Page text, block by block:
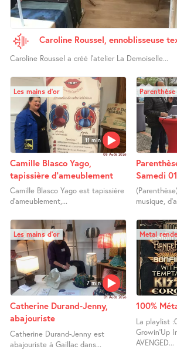
Caroline Roussel, ennoblisseuse
Caroline Roussel a créé l’atelier La Demoiselle...
11 min
Les mains d’or
08 Août 2026
Camille Blasco Yago,
tapissière d’ameublement
Camille Blasco Yago est tapissière
d’ameublement,...
Parenthèse
Samedi
musique,
7 min
Les mains d’or
01 Août 2026
Catherine Durand-Jenny,
abajouriste
Catherine Durand-Jenny est
abajouriste à Gaillac dans...
Metal
100%
La playlist
Growin’Up
AVENGED...